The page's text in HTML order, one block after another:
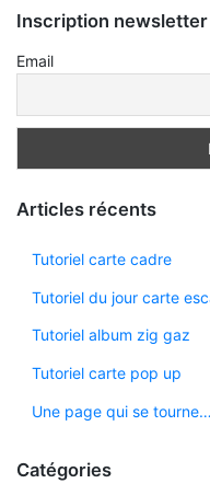
Inscription newsletter
Email
Articles récents
Tutoriel carte cadre
Tutoriel du jour carte
Tutoriel album zig gaz
Tutoriel carte pop up
Une page qui se
Catégories